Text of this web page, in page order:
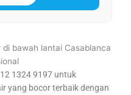
bawah lantai Casablanca
1324 9197 untuk
yang bocor terbaik dengan